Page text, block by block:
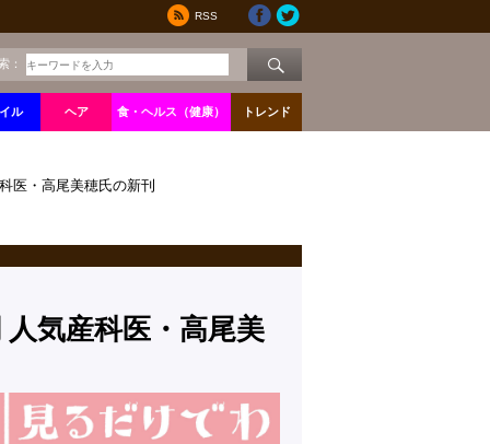
RSS
：
ル ヘア 食・ヘルス（健康） トレンド
医・高尾美穂氏の新刊
気産科医・高尾美